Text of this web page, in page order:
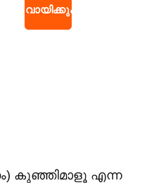
വായിക്കുക
കുഞ്ഞിമാളൂ എന്ന